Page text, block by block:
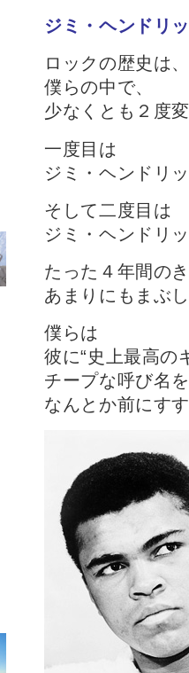
ジミ・ヘンドリ
ロックの歴史は
僕らの中で、
少なくとも２度
一度目は
ジミ・ヘンドリ
そして二度目は
ジミ・ヘンドリ
たった４年間の
あまりにもまぶ
僕らは
彼に“史上最高の
チープな呼び名
なんとか前にす